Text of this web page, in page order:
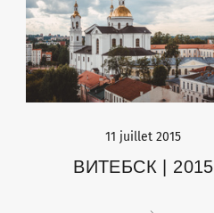
11 juillet 2015
ВИТЕБСК | 2015